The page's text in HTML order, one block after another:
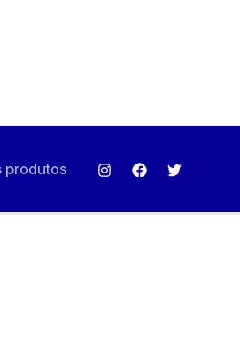
produtos